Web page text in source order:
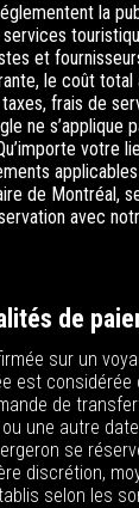
la
et
le coût
frais de
ne s’applique
votre
de Montréal,
avec
de
sur un
est
de
une autre
se
discrétion,
selon les